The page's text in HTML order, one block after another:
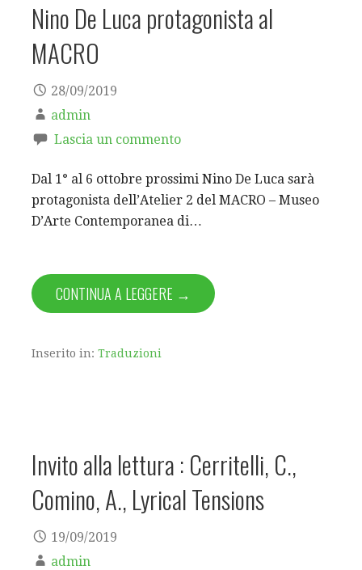
Nino De Luca protagonista al
MACRO
28/09/2019
admin
Lascia un commento
Dal 1° al 6 ottobre prossimi Nino De Luca sarà
protagonista dell’Atelier 2 del MACRO – Museo
D’Arte Contemporanea di…
CONTINUA A LEGGERE →
Inserito in: Traduzioni
Invito alla lettura : Cerritelli, C.,
Comino, A., Lyrical Tensions
19/09/2019
admin